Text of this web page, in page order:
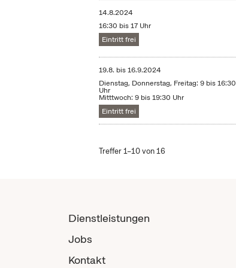
14.8.2024
16:30 bis 17 Uhr
Eintritt frei
19.8. bis16.9.2024
Dienstag, Donnerstag, Freitag: 9 bis 16:30
Uhr
Mitttwoch: 9 bis 19:30 Uhr
Eintritt frei
Treffer 1–10 von 16
Dienstleistungen
Jobs
Kontakt